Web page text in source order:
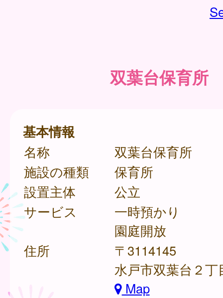
双葉台保育所
基本情報
名称
双葉台保育所
施設の種類
保育所
設置主体
公立
サービス
一時預かり
園庭開放
住所
〒3114145
水戸市双葉台２丁
Map